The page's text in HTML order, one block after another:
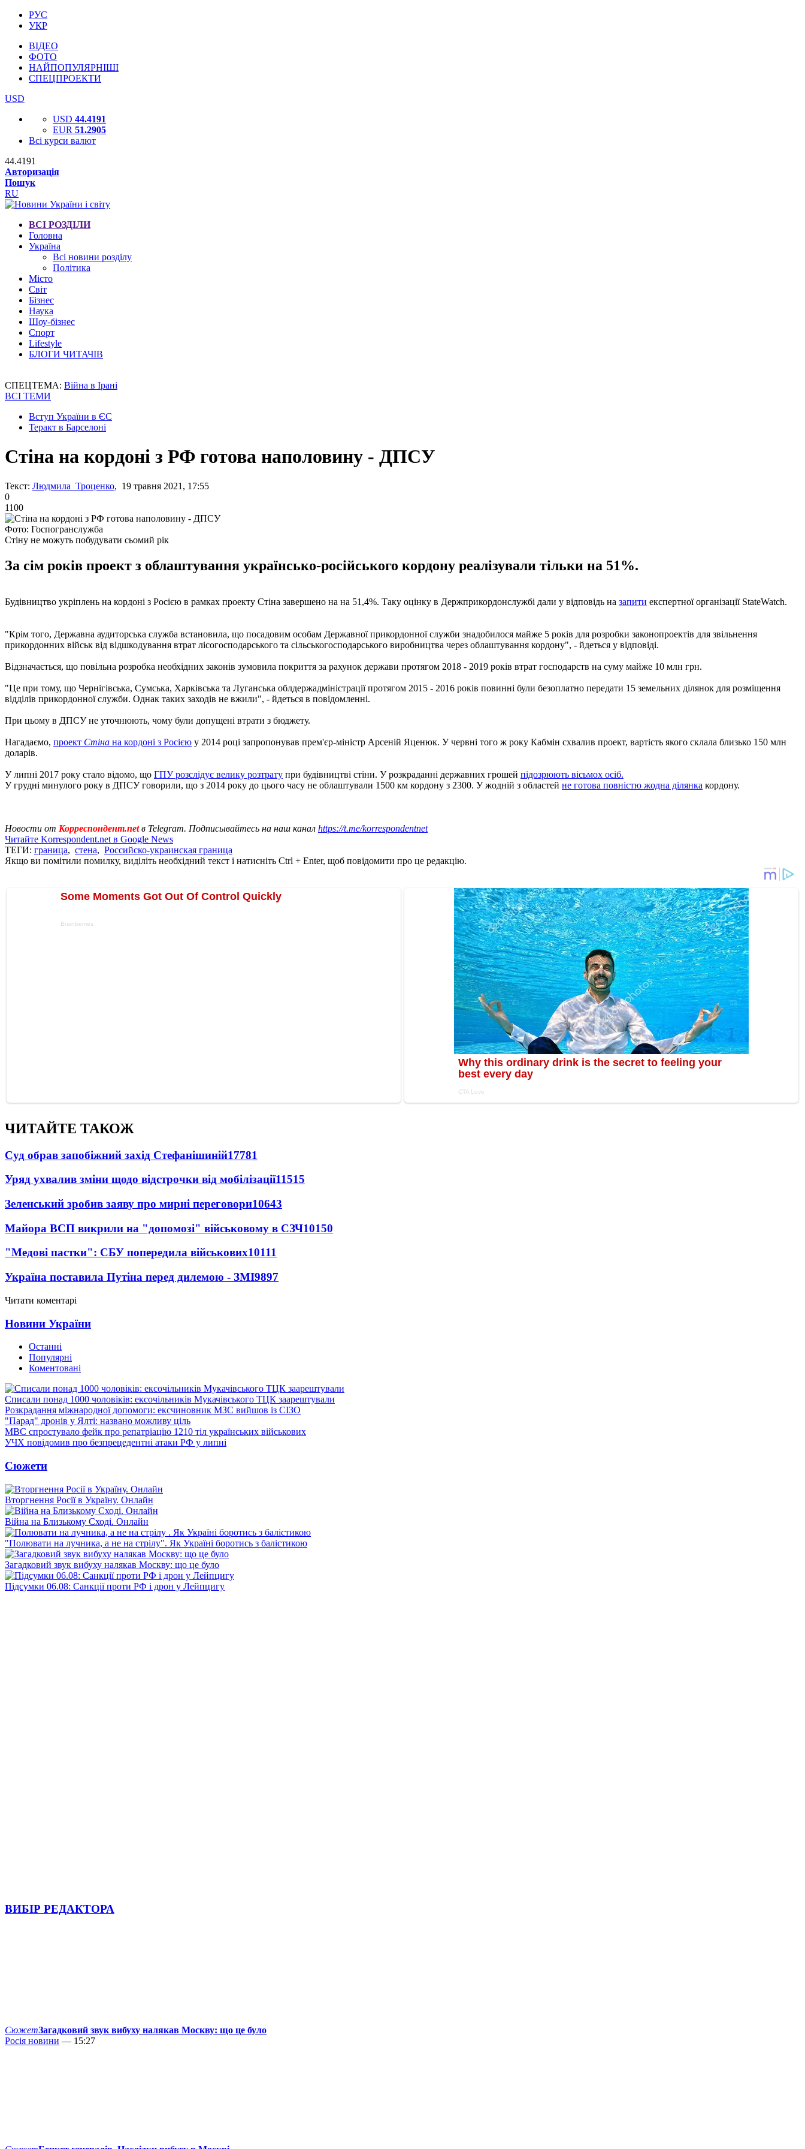
РУС
УКР
ВІДЕО
ФОТО
НАЙПОПУЛЯРНІШІ
СПЕЦПРОЕКТИ
USD
USD 44.4191
EUR 51.2905
Всі курси валют
44.4191
Авторизація
Пошук
RU
ВСІ РОЗДІЛИ
Головна
Україна
Всі новини розділу
Політика
Місто
Світ
Бізнес
Наука
Шоу-бізнес
Спорт
Lifestyle
БЛОГИ ЧИТАЧІВ
СПЕЦТЕМА: Війна в Ірані
ВСІ ТЕМИ
Вступ України в ЄС
Теракт в Барселоні
Стіна на кордоні з РФ готова наполовину - ДПСУ
Текст: Людмила Троценко, 19 травня 2021, 17:55
0
1100
Фото: Госпогранслужба
Стіну не можуть побудувати сьомий рік
За сім років проект з облаштування українсько-російського кордону реалізували тільки на 51%.
Будівництво укріплень на кордоні з Росією в рамках проекту Стіна завершено на на 51,4%. Таку оцінку в Держприкордонслужбі дали у відповідь на запити експертної організації StateWatch.
"Крім того, Державна аудиторська служба встановила, що посадовим особам Державної прикордонної служби знадобилося майже 5 років для розробки законопроектів для звільнення
прикордонних військ від відшкодування втрат лісогосподарського та сільськогосподарського виробництва через облаштування кордону", - йдеться у відповіді.
Відзначається, що повільна розробка необхідних законів зумовила покриття за рахунок держави протягом 2018 - 2019 років втрат господарств на суму майже 10 млн грн.
"Це при тому, що Чернігівська, Сумська, Харківська та Луганська облдержадміністрації протягом 2015 - 2016 років повинні були безоплатно передати 15 земельних ділянок для розміщення
відділів прикордонної служби. Однак таких заходів не вжили", - йдеться в повідомленні.
При цьому в ДПСУ не уточнюють, чому були допущені втрати з бюджету.
Нагадаємо, проект Стіна на кордоні з Росією у 2014 році запропонував прем'єр-міністр Арсеній Яценюк. У червні того ж року Кабмін схвалив проект, вартість якого склала близько 150 млн
доларів.
У липні 2017 року стало відомо, що ГПУ розслідує велику розтрату при будівництві стіни. У розкраданні державних грошей підозрюють вісьмох осіб.
У грудні минулого року в ДПСУ говорили, що з 2014 року до цього часу не облаштували 1500 км кордону з 2300. У жодній з областей не готова повністю жодна ділянка кордону.
Новости от Корреспондент.netв Telegram. Подписывайтесь на наш канал https://t.me/korrespondentnet
Читайте Korrespondent.net в Google News
ТЕГИ: граница, стена, Российско-украинская граница
Якщо ви помітили помилку, виділіть необхідний текст і натисніть Ctrl + Enter, щоб повідомити про це редакцію.
ЧИТАЙТЕ ТАКОЖ
Суд обрав запобіжний захід Стефанішиній17781
Уряд ухвалив зміни щодо відстрочки від мобілізації11515
Зеленський зробив заяву про мирні переговори10643
Майора ВСП викрили на "допомозі" військовому в СЗЧ10150
"Медові пастки": СБУ попередила військових10111
Україна поставила Путіна перед дилемою - ЗМІ9897
Читати коментарі
Новини України
Останні
Популярні
Коментовані
Списали понад 1000 чоловіків: ексочільників Мукачівського ТЦК заарештували
Розкрадання міжнародної допомоги: ексчиновник МЗС вийшов із СІЗО
"Парад" дронів у Ялті: названо можливу ціль
МВС спростувало фейк про репатріацію 1210 тіл українських військових
УЧХ повідомив про безпрецедентні атаки РФ у липні
Сюжети
Вторгнення Росії в Україну. Онлайн
Війна на Близькому Сході. Онлайн
"Полювати на лучника, а не на стрілу". Як Україні боротись з балістикою
Загадковий звук вибуху налякав Москву: що це було
Підсумки 06.08: Санкції проти РФ і дрон у Лейпцигу
ВИБІР РЕДАКТОРА
СюжетЗагадковий звук вибуху налякав Москву: що це було
Росія новини — 15:27